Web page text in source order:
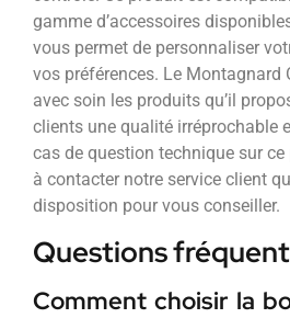
gamme d’accessoires
vous permet de personnaliser
vos préférences. Le Montagnard
avec soin les produits qu’il
clients une qualité irréprochable
cas de question technique sur ce
à contacter notre service client
disposition pour vous conseiller.
Questions
Comment choisir la